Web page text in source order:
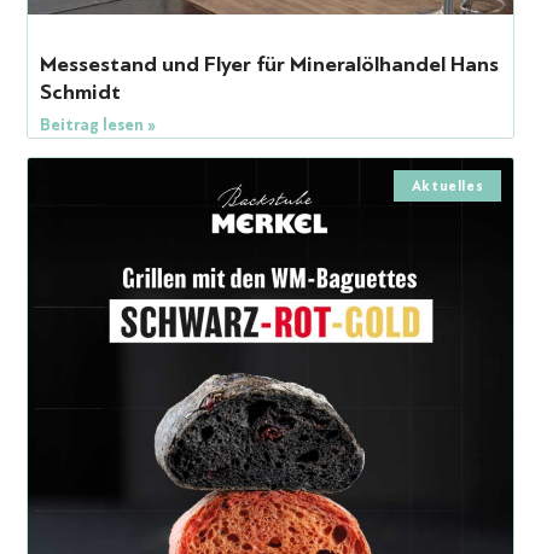
Messestand und Flyer für Mineralölhandel Hans
Schmidt
Beitrag lesen »
Aktuelles